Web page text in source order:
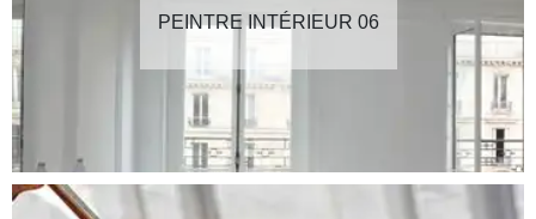
PEINTRE INTÉRIEUR 06